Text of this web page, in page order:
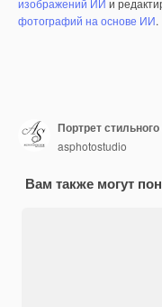
фотографий на основе ИИ.
asphotostudio
Вам также могут